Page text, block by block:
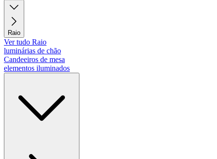
Raio
Ver tudo Raio
luminárias de chão
Candeeiros de mesa
elementos iluminados